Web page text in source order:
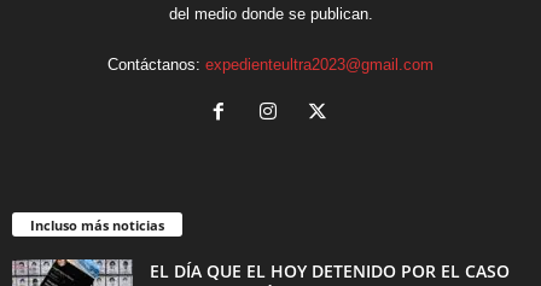
del medio donde se publican.
Contáctanos: expedienteultra2023@gmail.com
Incluso más noticias
EL DÍA QUE EL HOY DETENIDO POR EL CASO